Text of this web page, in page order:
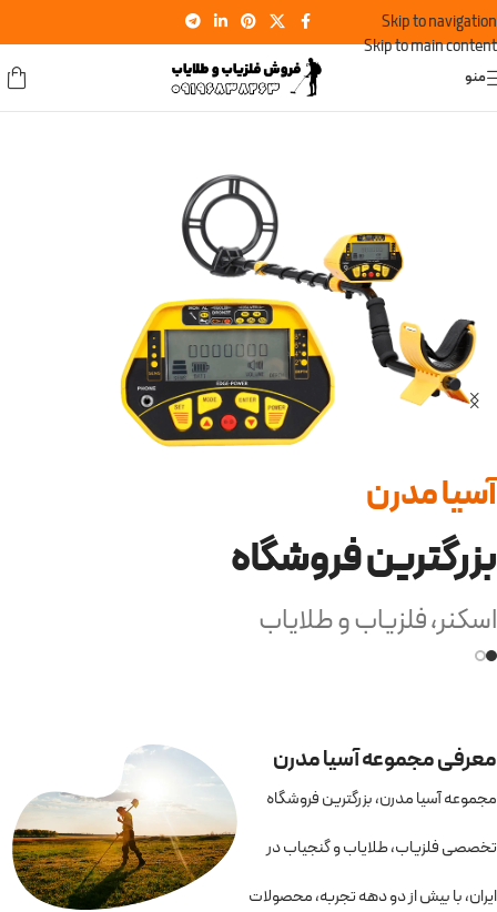
Skip to navigation
Skip to main content
منو
آسیا مدرن
بزرگترین فروشگاه
اسکنر، فلزیاب و طلایاب
معرفی مجموعه آسیا مدرن
مجموعه آسیا مدرن، بزرگترین فروشگاه
تخصصی فلزیاب، طلایاب و گنجیاب در
ایران، با بیش از دو دهه تجربه، محصولات